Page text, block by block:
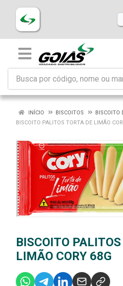
INÍCIO BISCOITOS
BISCOITO
BISCOITO PALITOS TORTA DE LIMÃO
BISCOITO
LIMÃO CORY 68G